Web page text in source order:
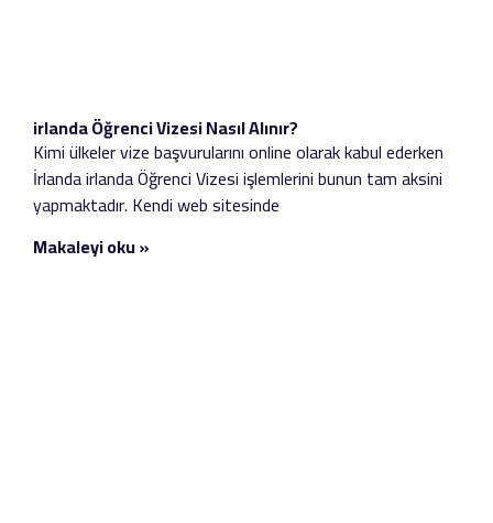
irlanda Öğrenci Vizesi Nasıl Alınır?
Kimi ülkeler vize başvurularını online olarak kabul ederken
İrlanda irlanda Öğrenci Vizesi işlemlerini bunun tam aksini
yapmaktadır. Kendi web sitesinde
Makaleyi oku »